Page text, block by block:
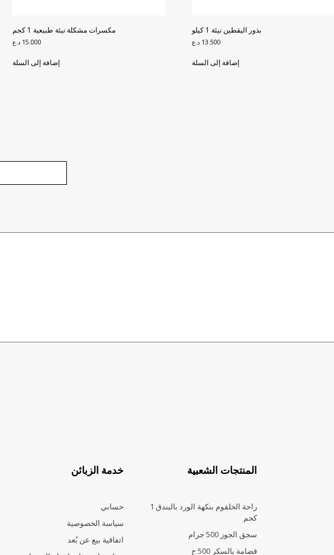
بذور اليقطين نيئة 1 كيلو
13.500 د.ع
إضافة إلى السلة
مكسرات مشكلة نيئة طبيعية 1 كجم
15.000 د.ع
إضافة إلى السلة
المنتجات الشعبية
راحة الحلقوم بنكهة الورد بالبندق 1
كجم
سجق الجوز 500 جرام
قضامة بالسكر 500 ج
خدمة الزبائن
حسابي
سياسة الخصوصية
اتفاقية بيع عن بُعد